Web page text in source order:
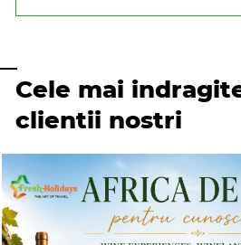
Cele mai
clientii nostri